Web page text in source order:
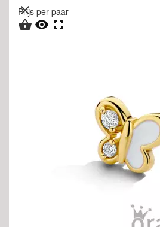
Prijs per paar
  
